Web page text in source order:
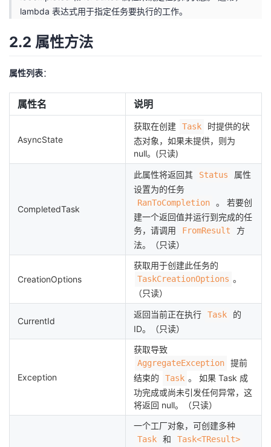
lambda 表达式用于指定任务要执行的工作。
2.2 属性方法
属性列表：
属性名 说明
AsyncState
获取在创建 Task
时提供的状
态对象，如果未提供，则为
null。(只读)
CompletedTask
此属性将返回其 Status
属性
设置为的任务
RanToCompletion
。 若要创
建一个返回值并运行到完成的任
务，请调用
FromResult
方
法。（只读）
CreationOptions
获取用于创建此任务的
TaskCreationOptions 。
（只读）
CurrentId
返回当前正在执行 Task
的
ID。（只读）
Exception
获取导致
AggregateException
提前
结束的
Task 。 如果 Task 成
功完成或尚未引发任何异常，这
将返回 null。（只读）
一个工厂对象，可创建多种
Task 和 Task<TResult>